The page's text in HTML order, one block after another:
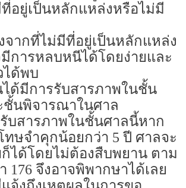
อยู่เป็นหลักแหล่งหรือไม่มี
จากที่ไม่มีที่อยู่เป็นหลักแหล่ง
มีการหลบหนีได้โดยง่ายและ
ได้พบ
ด้มีการรับสารภาพในชั้น
ชั้นพิจารณาในศาล
บสารภาพในชั้นศาลนี้หาก
ษจำคุกน้อยกว่า 5 ปี ศาลจะ
ได้โดยไม่ต้องสืบพยาน ตาม
176 จึงอาจพิพากษาได้เลย